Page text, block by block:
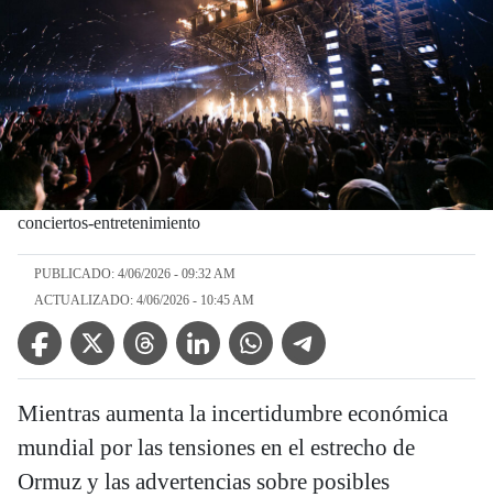
conciertos-entretenimiento
PUBLICADO: 4/06/2026 - 09:32 AM
ACTUALIZADO: 4/06/2026 - 10:45 AM
Facebook IconTwitter IconThreads IconLinkedin IconWhatsApp IconTelegram Icon
Mientras aumenta la incertidumbre económica
mundial por las tensiones en el estrecho de
Ormuz y las advertencias sobre posibles